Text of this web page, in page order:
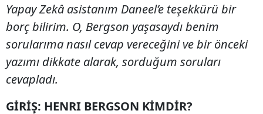
Yapay Zekâ asistanım Daneel’e teşekkürü bir
borç bilirim. O, Bergson yaşasaydı benim
sorularıma nasıl cevap vereceğini ve bir önceki
yazımı dikkate alarak, sorduğum soruları
cevapladı.
GİRİŞ: HENRI BERGSON KİMDİR?